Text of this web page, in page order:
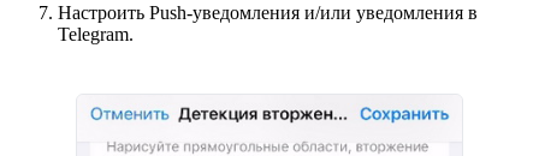
Настроить Push-уведомления и/или уведомления в
Telegram.